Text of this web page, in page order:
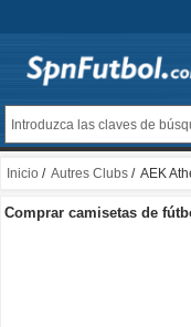
Inicio / Autres Clubs / AEK
Comprar camisetas de